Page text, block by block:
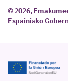
© 2026,
Espainiako